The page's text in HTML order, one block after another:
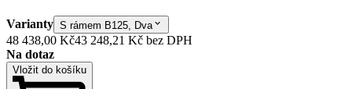
Varianty S rámem B125, Dva
48 438,00 Kč43 248,21 Kč bez DPH
Na dotaz
Vložit do košíku